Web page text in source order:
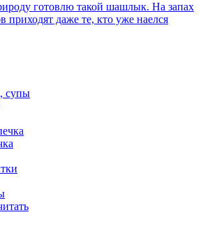
готовлю такой шашлык. На запах
приходят даже те, кто уже наелся
супы